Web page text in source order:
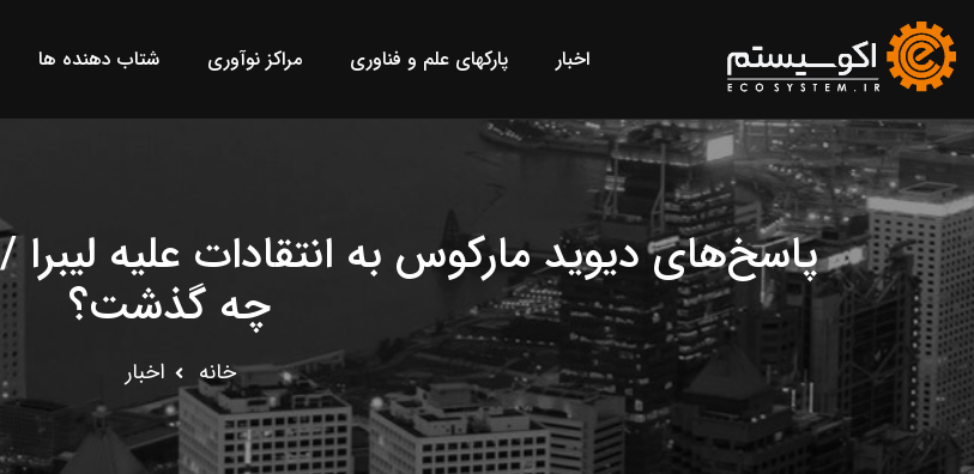
اخبار پارکهای علم و فناوری مراکز نوآوری شتاب دهنده ها
چه گذشت؟
خانه اخبار